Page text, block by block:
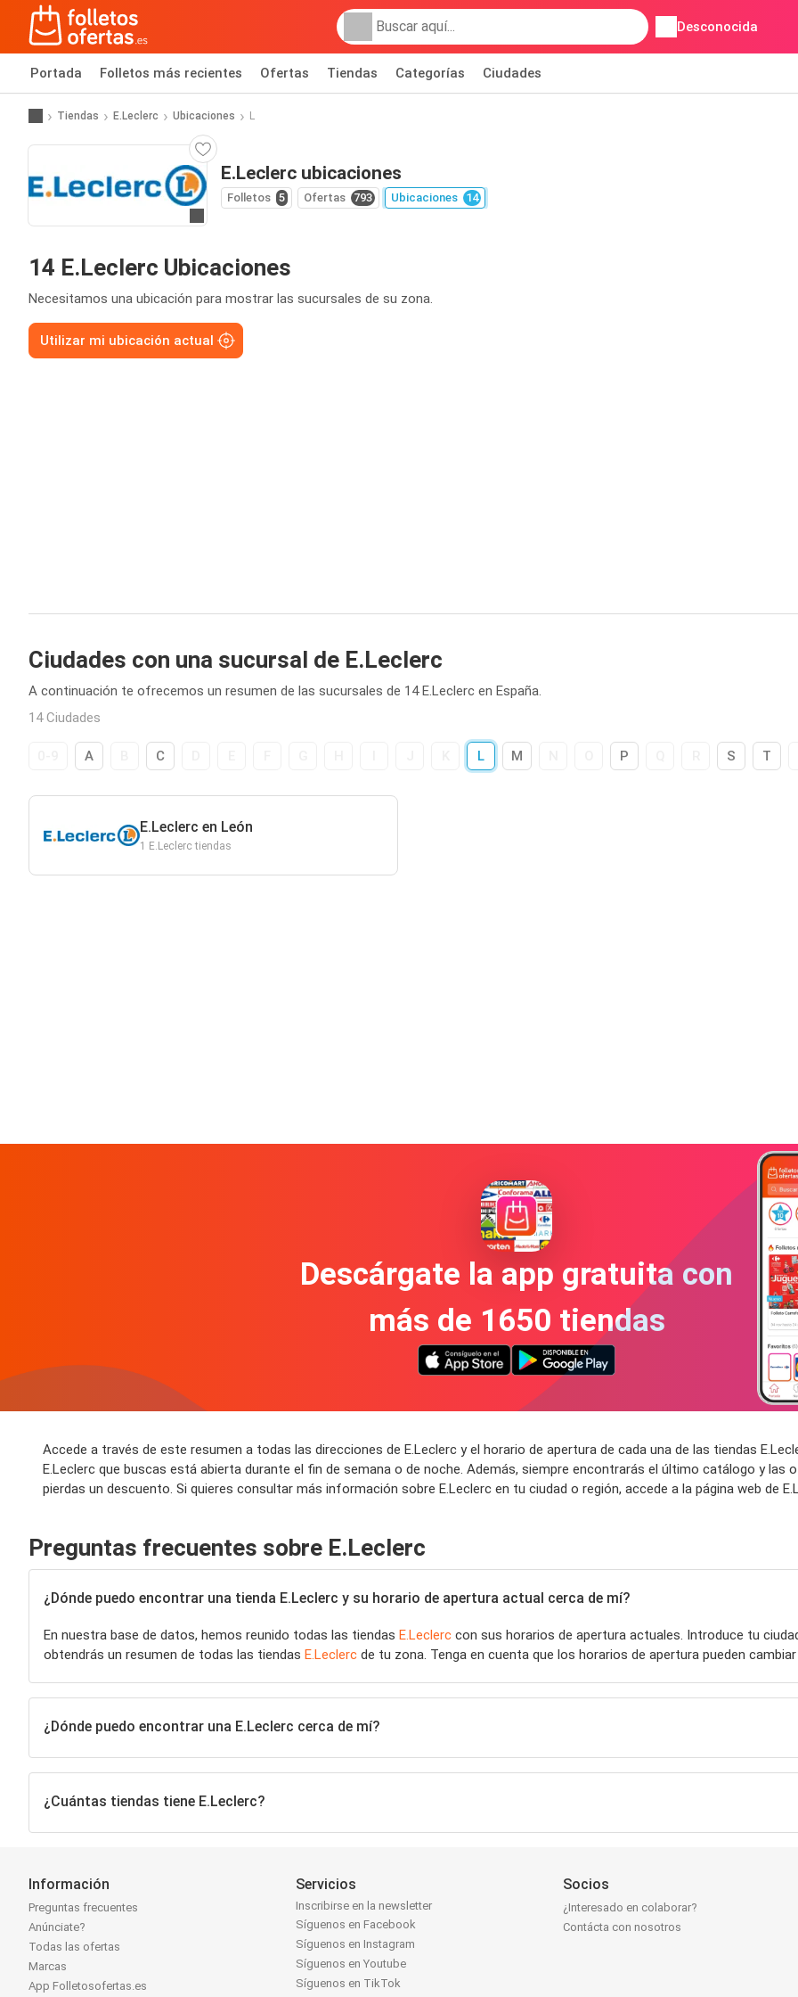
Desconocida
Portada Folletos más recientes Ofertas Tiendas Categorías Ciudades
Tiendas E.Leclerc Ubicaciones L
E.Leclerc ubicaciones
Folletos 5 Ofertas 793 Ubicaciones 14
14 E.Leclerc Ubicaciones
Necesitamos una ubicación para mostrar las sucursales de su zona.
Utilizar mi ubicación actual
Ciudades con una sucursal de E.Leclerc
A continuación te ofrecemos un resumen de las sucursales de 14 E.Leclerc en España.
14 Ciudades
A C L M P S T
E.Leclerc en León
1 E.Leclerc tiendas
Descárgate la app gratuita con
más de 1650 tiendas
Accede a través de este resumen a todas las direcciones de E.Leclerc y el horario de apertura de cada una de las tiendas
E.Leclerc que buscas está abierta durante el fin de semana o de noche. Además, siempre encontrarás el último catálogo y las
pierdas un descuento. Si quieres consultar más información sobre E.Leclerc en tu ciudad o región, accede a la página web de
Preguntas frecuentes sobre E.Leclerc
¿Dónde puedo encontrar una tienda E.Leclerc y su horario de apertura actual cerca de mí?
En nuestra base de datos, hemos reunido todas las tiendas E.Leclerc con sus horarios de apertura actuales. Introduce tu
obtendrás un resumen de todas las tiendas E.Leclerc de tu zona. Tenga en cuenta que los horarios de apertura pueden
¿Dónde puedo encontrar una E.Leclerc cerca de mí?
¿Cuántas tiendas tiene E.Leclerc?
Información
Preguntas frecuentes
Anúnciate?
Todas las ofertas
Marcas
App Folletosofertas.es
Servicios
Inscribirse en la newsletter
Síguenos en Facebook
Síguenos en Instagram
Síguenos en Youtube
Síguenos en TikTok
Socios
¿Interesado en colaborar?
Contácta con nosotros